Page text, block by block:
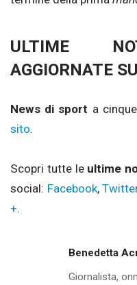
ULTIME
AGGIORNATE
News di sport a
sito.
Scopri tutte le ultime
social: Facebook,
+.
Benedetta
Giornalista,